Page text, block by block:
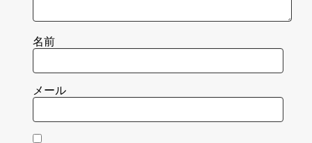
名前
メール